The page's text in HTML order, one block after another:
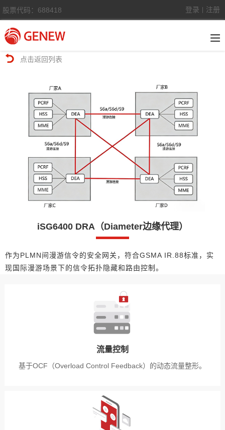
股票代码：688418 登录 注册
点击返回列表
iSG6400 DRA（Diameter边缘代理）
作为PLMN间漫游信令的安全网关，符合GSMA IR.88标准，实
现国际漫游场景下的信令拓扑隐藏和路由控制。
流量控制
基于OCF（Overload Control Feedback）的动态流量整形。